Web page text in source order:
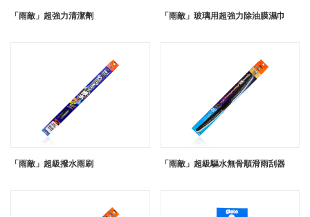
「雨敵」超強力清潔劑 「雨敵」玻璃用超強力除油膜濕巾
「雨敵」超級撥水雨刷 「雨敵」超級驅水無骨順滑雨刮器